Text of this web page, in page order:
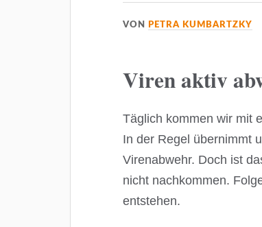
VON PETRA KUMBARTZKY
Viren aktiv
Täglich kommen wir mit
In der Regel übernimmt
Virenabwehr. Doch ist
nicht nachkommen.
entstehen.